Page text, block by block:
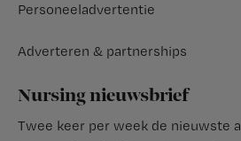
Personeeladvertentie
Adverteren & partnerships
Nursing nieuwsbrief
Twee keer per week de nieuwste